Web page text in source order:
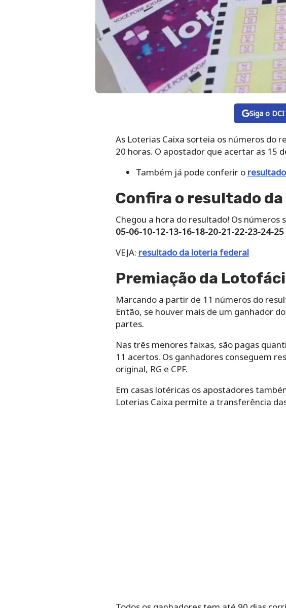
Siga o
As Loterias Caixa sorteia os números do
20 horas. O apostador que acertar as 15
Também já pode conferir o
Confira o resultado
Chegou a hora do resultado! Os
05-06-10-12-13-16-18-20-21-22-23-24-25
VEJA: resultado da loteria federal
Premiação da
Marcando a partir de 11 números do
Então, se houver mais de um ganhador
partes.
Nas três menores faixas, são pagas
11 acertos. Os ganhadores conseguem
original, RG e CPF.
Em casas lotéricas os apostadores
Loterias Caixa permite a transferência